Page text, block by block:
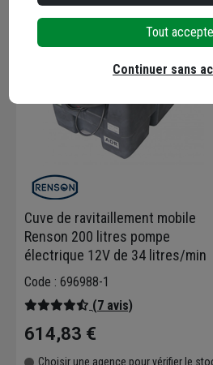
Cuve de ravitaillement mobile
Renson 200 litres pompe
électrique 12V de 34 litres/min
Code : 696988-1
(7 avis)
614,83 €
Choisir une agence pour vérifier le
Tout
Continuer sans